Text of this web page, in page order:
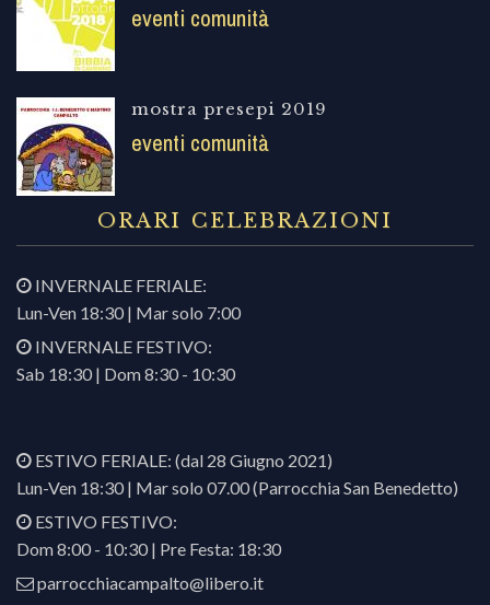
eventi comunità
mostra presepi 2019
eventi comunità
ORARI CELEBRAZIONI
INVERNALE FERIALE:
Lun-Ven 18:30 | Mar solo 7:00
INVERNALE FESTIVO:
Sab 18:30 | Dom 8:30 - 10:30
ESTIVO FERIALE: (dal 28 Giugno 2021)
Lun-Ven 18:30 | Mar solo 07.00 (Parrocchia San Benedetto)
ESTIVO FESTIVO:
Dom 8:00 - 10:30 | Pre Festa: 18:30
parrocchiacampalto@libero.it